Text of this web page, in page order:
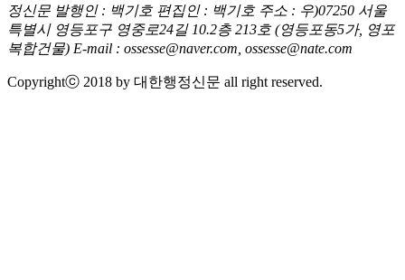
정신문 발행인 : 백기호 편집인 : 백기호 주소 : 우)07250 서울
특별시 영등포구 영중로24길 10.2층 213호 (영등포동5가, 영포
복합건물) E-mail : ossesse@naver.com, ossesse@nate.com
Copyrightⓒ 2018 by 대한행정신문 all right reserved.